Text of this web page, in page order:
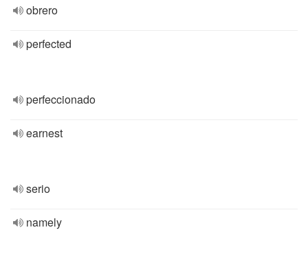
obrero
perfected
perfeccionado
earnest
serio
namely